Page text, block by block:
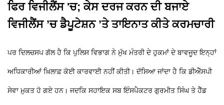
ਫਿਰ ਵਿਜੀਲੈਂਸ 'ਚ; ਕੇਸ ਦਰਜ ਕਰਨ ਦੀ ਬਜਾਏ
ਵਿਜੀਲੈਂਸ ’ਚ ਡੈਪੂਟੇਸ਼ਨ ’ਤੇ ਤਾਇਨਾਤ ਕੀਤੇ ਕਰਮਚਾਰੀ
ਪਰ ਦਿਲਚਸਪ ਗੱਲ ਹੈ ਕਿ ਪੁਲਿਸ ਵਿਭਾਗ ਨੇ ਮੁੱਖ ਮੰਤਰੀ ਦੇ ਹੁਕਮਾਂ ਦੇ ਬਾਵਜੂਦ ਇਨ੍ਹਾਂ
ਅਧਿਕਾਰੀਆਂ ਖ਼ਿਲਾਫ਼ ਕੋਈ ਕਾਰਵਾਈ ਨਹੀਂ ਕੀਤੀ। ਦੱਸਿਆ ਜਾਂਦਾ ਹੈ ਕਿ ਡੀਐੱਸਪੀ
ਸੇਵਾ ਮੁਕਤ ਹੋ ਗਏ ਹਨ। ਜਦਕਿ ਸਹਾਇਕ ਸਬ ਇੰਸਪੈਕਟਰ ਗੁਰਮੀਤ ਸਿੰਘ ਤੇ ਹੈੱਡ